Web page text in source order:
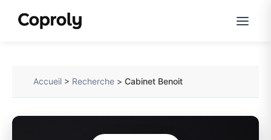
Accueil > Recherche >Cabinet Benoit